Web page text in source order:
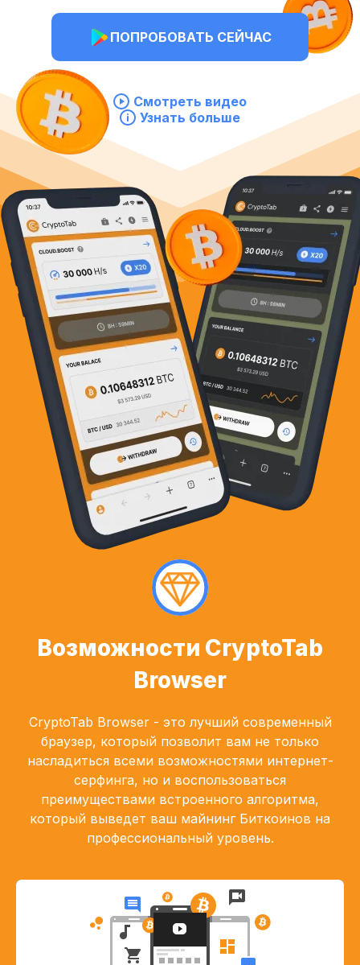
ПОПРОБОВАТЬ СЕЙЧАС
Смотреть видео
Узнать больше
Возможности CryptoTab
Browser
CryptoTab Browser - это лучший современный
браузер, который позволит вам не только
насладиться всеми возможностями интернет-
серфинга, но и воспользоваться
преимуществами встроенного алгоритма,
который выведет ваш майнинг Биткоинов на
профессиональный уровень.